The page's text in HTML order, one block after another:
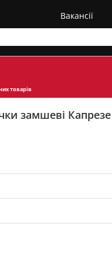
Вакансії
товарів
замшеві Капрезе